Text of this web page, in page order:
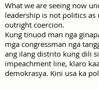
What we are seeing now
leadership is not politics
outright coercion.
Kung tinuod man nga
mga congressman nga
ang ilang distrito kung dili
impeachment line, klaro
demokrasya. Kini usa ka